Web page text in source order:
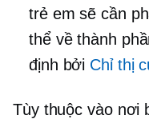
trẻ em sẽ cần
thể về thành
định bởi Chỉ thị
Tùy thuộc vào nơi